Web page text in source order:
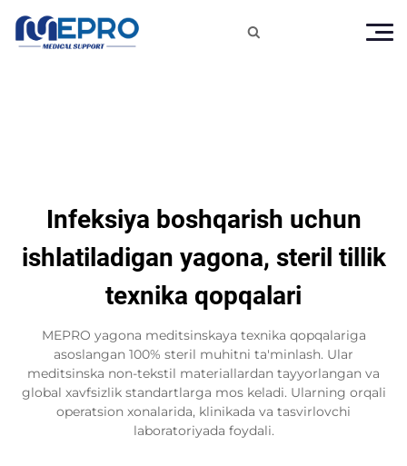

Infeksiya boshqarish uchun
ishlatiladigan yagona, steril tillik
texnika qopqalari
MEPRO yagona meditsinskaya texnika qopqalariga
asoslangan 100% steril muhitni ta'minlash. Ular
meditsinska non-tekstil materiallardan tayyorlangan va
global xavfsizlik standartlarga mos keladi. Ularning orqali
operatsion xonalarida, klinikada va tasvirlovchi
laboratoriyada foydali.